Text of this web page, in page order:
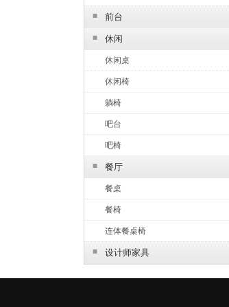
■ 前台
■ 休闲
休闲桌
休闲椅
躺椅
吧台
吧椅
■ 餐厅
餐桌
餐椅
连体餐桌椅
■ 设计师家具